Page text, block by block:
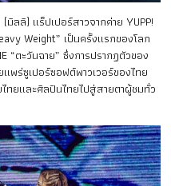
มิลลิ) แร็ปเปอร์สาวจากค่าย YUPP!
Weight” เป็นครั้งแรกของโลก
“ตะวันฉาย” ซึ่งการปรากฏตัวของ
พร่ซูเปอร์ซอฟต์พาวเวอร์ของไทย
ทยและศิลปินไทยไปสู่สายตาผู้ชมทั่ว